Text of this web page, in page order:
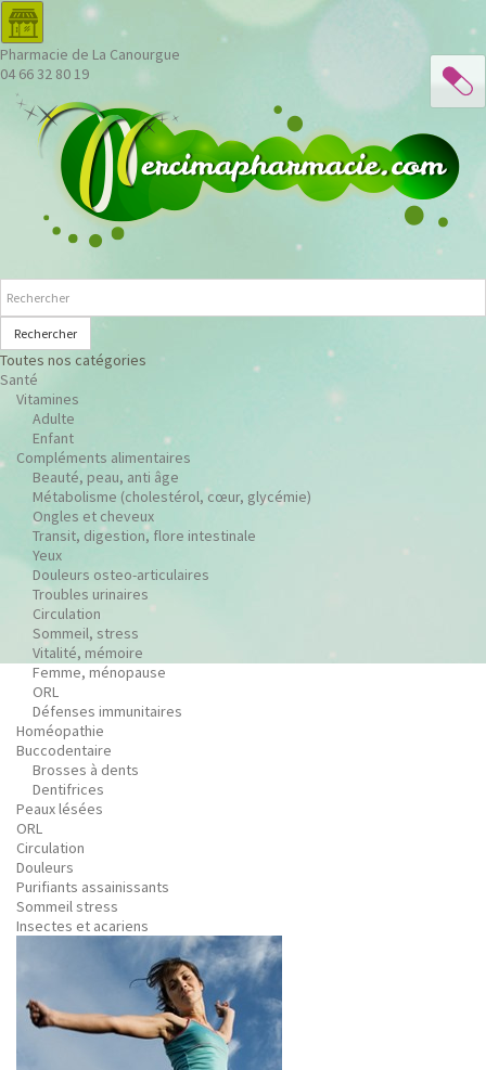
Pharmacie de La Canourgue
04 66 32 80 19
Rechercher
Toutes nos catégories
Santé
Vitamines
Adulte
Enfant
Compléments alimentaires
Beauté, peau, anti âge
Métabolisme (cholestérol, cœur, glycémie)
Ongles et cheveux
Transit, digestion, flore intestinale
Yeux
Douleurs osteo-articulaires
Troubles urinaires
Circulation
Sommeil, stress
Vitalité, mémoire
Femme, ménopause
ORL
Défenses immunitaires
Homéopathie
Buccodentaire
Brosses à dents
Dentifrices
Peaux lésées
ORL
Circulation
Douleurs
Purifiants assainissants
Sommeil stress
Insectes et acariens